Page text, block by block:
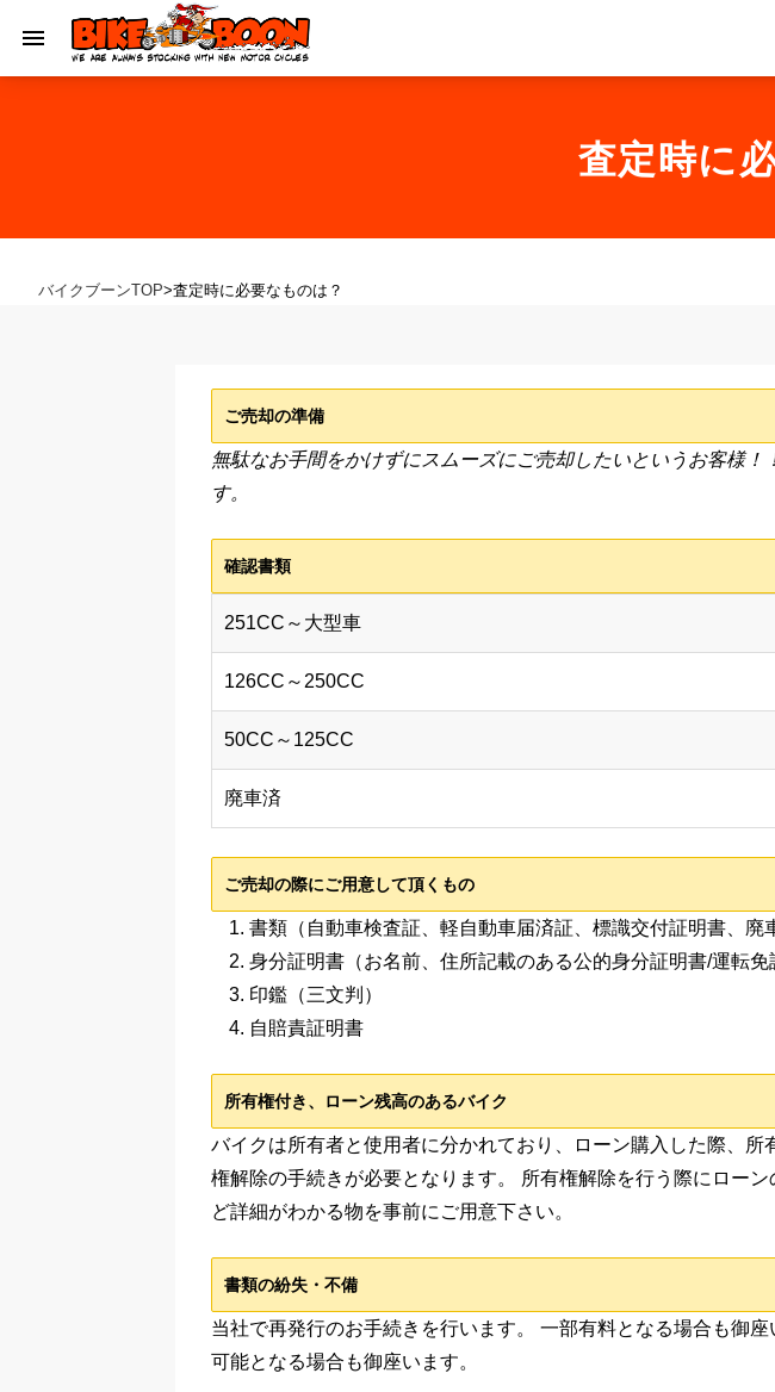
査定時に
バイクブーンTOP>査定時に必要なものは？
ご売却の準備
無駄なお手間をかけずにスムーズにご売却したいというお客様
す。
確認書類
251CC～大型車
126CC～250CC
50CC～125CC
廃車済
ご売却の際にご用意して頂くもの
書類（自動車検査証、軽自動車届済証、標識交付証明書、廃
身分証明書（お名前、住所記載のある公的身分証明書/運転免
印鑑（三文判）
自賠責証明書
所有権付き、ローン残高のあるバイク
バイクは所有者と使用者に分かれており、ローン購入した際、
権解除の手続きが必要となります。 所有権解除を行う際にロー
ど詳細がわかる物を事前にご用意下さい。
書類の紛失・不備
当社で再発行のお手続きを行います。 一部有料となる場合も御
可能となる場合も御座います。